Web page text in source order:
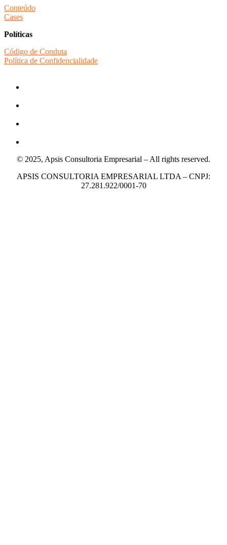
Conteúdo
Cases
Políticas
Código de Conduta
Política de Confidencialidade
© 2025, Apsis Consultoria Empresarial – All rights reserved.
APSIS CONSULTORIA EMPRESARIAL LTDA – CNPJ:
27.281.922/0001-70